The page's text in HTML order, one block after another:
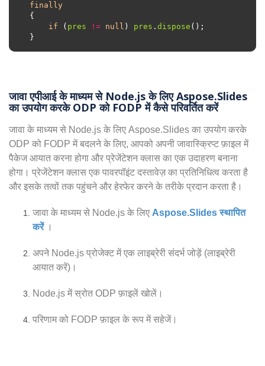
finally
if ( pres != null ) pres . dispose
जावा एपीआई के माध्यम से Node.js के लिए Aspose.Slides
का उपयोग करके ODP को FODP में कैसे परिवर्तित करें
जावा के माध्यम से Node.js के लिए Aspose.Slides का उपयोग करके
ODP को FODP में बदलने के लिए, आपको अपनी जावास्क्रिप्ट फ़ाइल में
पैकेज आयात करना होगा और प्रेजेंटेशन क्लास का एक उदाहरण बनाना
होगा। प्रेजेंटेशन क्लास एक पावरपॉइंट दस्तावेज़ का प्रतिनिधित्व करता है
और इसके तत्वों तक पहुंचने और हेरफेर करने के तरीके प्रदान करता है।
जावा के माध्यम से Node.js के लिए Aspose.Slides स्थापित
करें।
अपने Node.js प्रोजेक्ट में एक लाइब्रेरी संदर्भ जोड़ें (लाइब्रेरी
आयात करें)।
Node.js में स्रोत ODP फ़ाइलें खोलें।
परिणाम को FODP फ़ाइल के रूप में सहेजें।